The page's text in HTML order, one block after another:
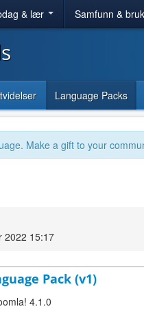
& lær Samfunn &
Language Packs
Make a gift to your
2022 15:17
Pack (v1)
4.1.0